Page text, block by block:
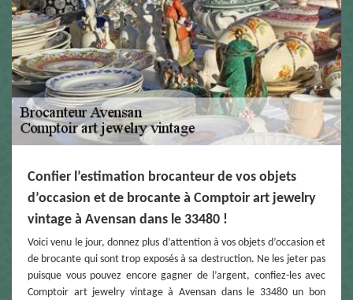
Confier l’estimation brocanteur de vos objets
d’occasion et de brocante à Comptoir art jewelry
vintage à Avensan dans le 33480 !
Voici venu le jour, donnez plus d’attention à vos objets d’occasion et
de brocante qui sont trop exposés à sa destruction. Ne les jeter pas
puisque vous pouvez encore gagner de l’argent, confiez-les avec
Comptoir art jewelry vintage à Avensan dans le 33480 un bon